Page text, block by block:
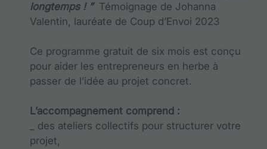
longtemps ! ” Témoignage de Johanna
Valentin, lauréate de Coup d’Envoi 2023
Ce programme gratuit de six mois est conçu
pour aider les entrepreneurs en herbe à
passer de l’idée au projet concret.
L’accompagnement comprend :
_ des ateliers collectifs pour structurer votre
projet,